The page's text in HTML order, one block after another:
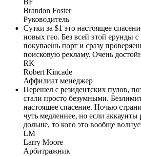
BF
Brandon Foster
Руководитель
Сутки за $1 это настоящее
новых гео. Без всей этой ерунды
покупаешь порт и сразу
поисковую рекламу. Очень
RK
Robert Kincade
Аффилиат менеджер
Перешел с резидентских пулов,
стали просто безумными.
настоящее спасение. Ночью
чуть медленнее, но если аккаунты
дольше, то кого это вообще
LM
Larry Moore
Арбитражник